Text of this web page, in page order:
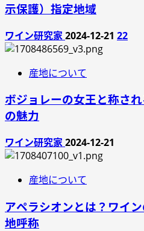
示保護）指定地域
ワイン研究家2024-12-21 22
産地について
ボジョレーの女王と称され
の魅力
ワイン研究家2024-12-21
産地について
アペラシオンとは？ワイ
地呼称